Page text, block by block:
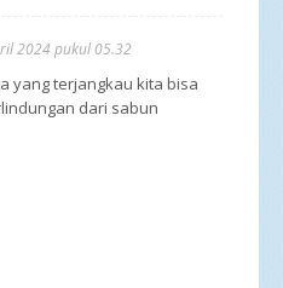
2024 pukul 05.32
yang terjangkau kita bisa
dari sabun